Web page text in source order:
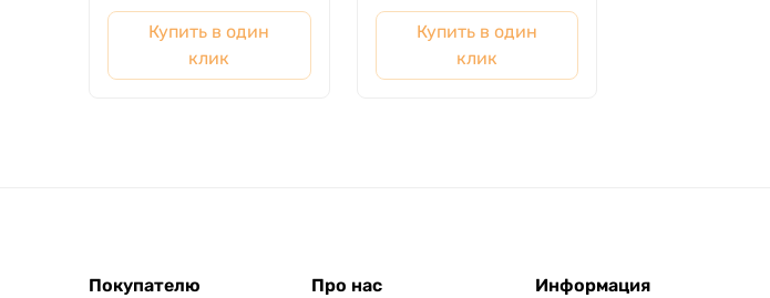
Купить в один
клик
Купить в один
клик
Покупателю
Про нас
Информация